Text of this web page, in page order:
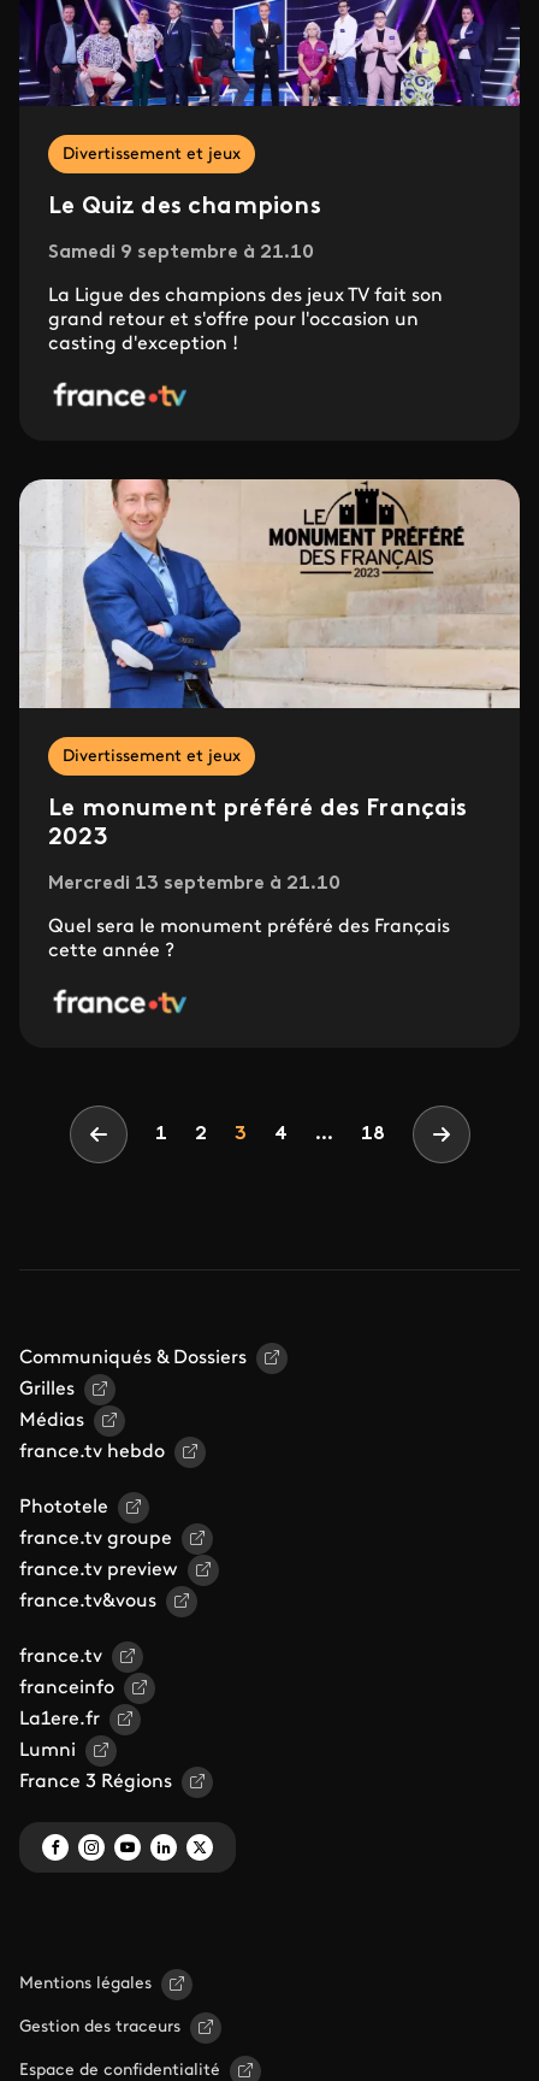
Divertissement et jeux
Le Quiz des champions
Samedi 9 septembre à 21.10
La Ligue des champions des jeux TV fait son
grand retour et s'offre pour l'occasion un
casting d'exception !
Divertissement et jeux
Le monument préféré des Français
2023
Mercredi 13 septembre à 21.10
Quel sera le monument préféré des Français
cette année ?
Pagination
Page précédente
1 Page
2 Page
3 Page
4 ... 18 Page
Communiqués & Dossiers
Grilles
Médias
france.tv hebdo
Phototele
france.tv groupe
france.tv preview
france.tv&vous
france.tv
franceinfo
La1ere.fr
Lumni
France 3 Régions
Mentions légales
Gestion des traceurs
Espace de confidentialité